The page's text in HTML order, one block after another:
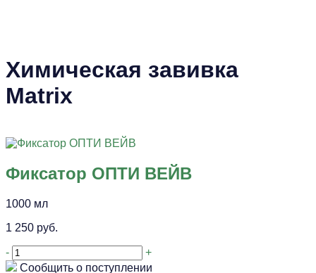
Химическая завивка
Matrix
Фиксатор ОПТИ ВЕЙВ
1000 мл
1 250 руб.
-
+
Сообщить о поступлении